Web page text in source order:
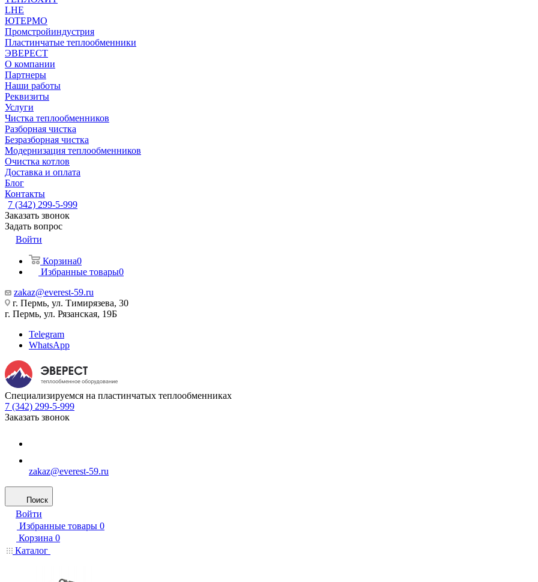
LHE
ЮТЕРМО
Промстройиндустрия
Пластинчатые теплообменники
ЭВЕРЕСТ
О компании
Партнеры
Наши работы
Реквизиты
Услуги
Чистка теплообменников
Разборная чистка
Безразборная чистка
Модернизация теплообменников
Очистка котлов
Доставка и оплата
Блог
Контакты
7 (342) 299-5-999
Заказать звонок
Задать вопрос
Войти
Корзина0
Избранные товары0
zakaz@everest-59.ru
г. Пермь, ул. Тимирязева, 30
г. Пермь, ул. Рязанская, 19Б
Telegram
WhatsApp
Специализируемся на пластинчатых теплообменниках
7 (342) 299-5-999
Заказать звонок
zakaz@everest-59.ru
Поиск
Войти
Избранные товары 0
Корзина 0
Каталог